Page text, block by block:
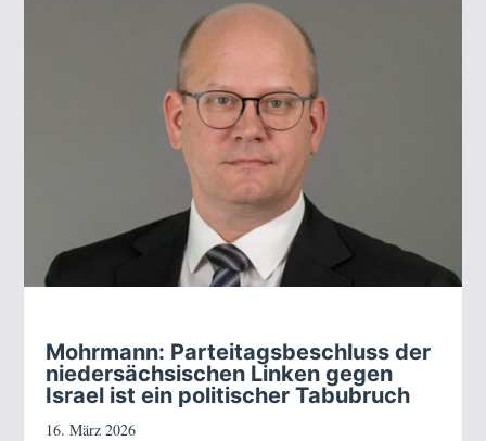
Mohrmann: Parteitagsbeschluss der
niedersächsischen Linken gegen
Israel ist ein politischer Tabubruch
16. März 2026